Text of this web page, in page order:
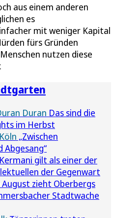
aus einem anderen
es
mit weniger Kapital
fürs Gründen
nutzen diese
Duran Das sind die
im Herbst
„Zwischen
Abgesang“
gilt als einer der
der Gegenwart
August zieht Oberbergs
Stadtwache